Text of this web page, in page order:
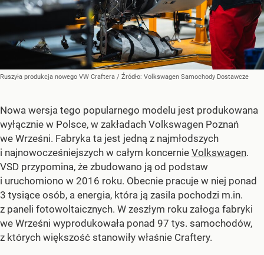
Ruszyła produkcja nowego VW Craftera / Źródło: Volkswagen Samochody Dostawcze
Nowa wersja tego popularnego modelu jest produkowana
wyłącznie w Polsce, w zakładach Volkswagen Poznań
we Wrześni. Fabryka ta jest jedną z najmłodszych
i najnowocześniejszych w całym koncernie Volkswagen.
VSD przypomina, że zbudowano ją od podstaw
i uruchomiono w 2016 roku. Obecnie pracuje w niej ponad
3 tysiące osób, a energia, która ją zasila pochodzi m.in.
z paneli fotowoltaicznych. W zeszłym roku załoga fabryki
we Wrześni wyprodukowała ponad 97 tys. samochodów,
z których większość stanowiły właśnie Craftery.